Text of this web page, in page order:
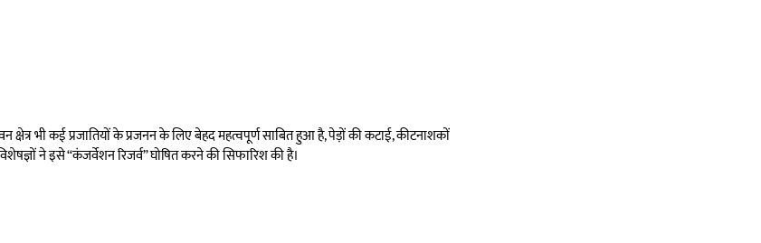
भी कई प्रजातियों के प्रजनन के लिए बेहद महत्वपूर्ण साबित हुआ है, पेड़ों की कटाई, कीटनाशकों
ने इसे “कंजर्वेशन रिजर्व” घोषित करने की सिफारिश की है।